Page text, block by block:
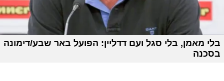
בלי מאמן, בלי סגל ועם דדליין: הפועל באר שבע/דימונה
בסכנה